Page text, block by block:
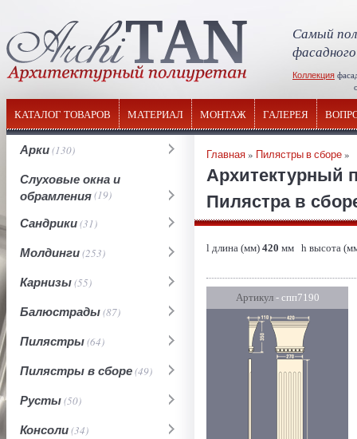
Самый
Коллекция
КАТАЛОГ ТОВАРОВ МАТЕРИАЛ МОНТАЖ ГАЛЕРЕЯ
Арки(130)
Слуховые окна и
обрамления(19)
Сандрики(31)
Молдинги(253)
Карнизы(55)
Балюстрады(87)
Пилястры(64)
Пилястры в сборе(49)
Русты(50)
Консоли(34)
Главная» Пилястры в сборе»
Архитектурный
Пилястра в
l длина (мм) 420 мм h высота
Артикул- спп7190